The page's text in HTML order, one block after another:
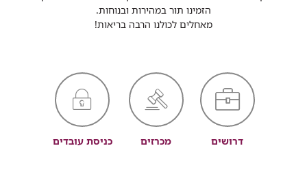
הזמינו תור במהירות ובנוחות.
מאחלים לכולנו הרבה בריאות!
דרושים מכרזים כניסת עובדים